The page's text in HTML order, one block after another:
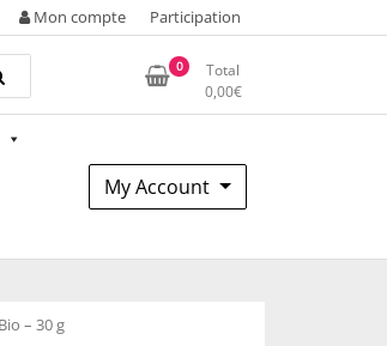
Mon compte Participation
0
Total
0,00€
My Account
– 30 g